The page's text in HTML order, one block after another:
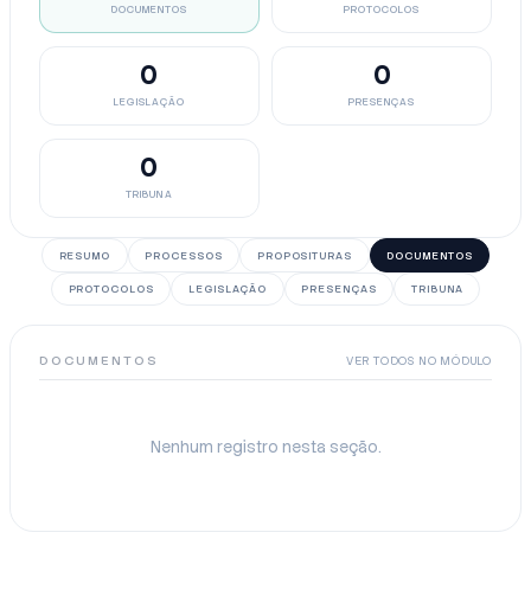
DOCUMENTOS PROTOCOLOS
0
LEGISLAÇÃO
0
PRESENÇAS
0
TRIBUNA
RESUMO PROCESSOS PROPOSITURAS DOCUMENTOS
PROTOCOLOS LEGISLAÇÃO PRESENÇAS TRIBUNA
DOCUMENTOS VER TODOS NO MÓDULO
Nenhum registro nesta seção.